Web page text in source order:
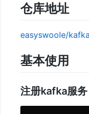
视
程
应
仓库地址
easyswoole/kafka
基本使用
注册kafka服务